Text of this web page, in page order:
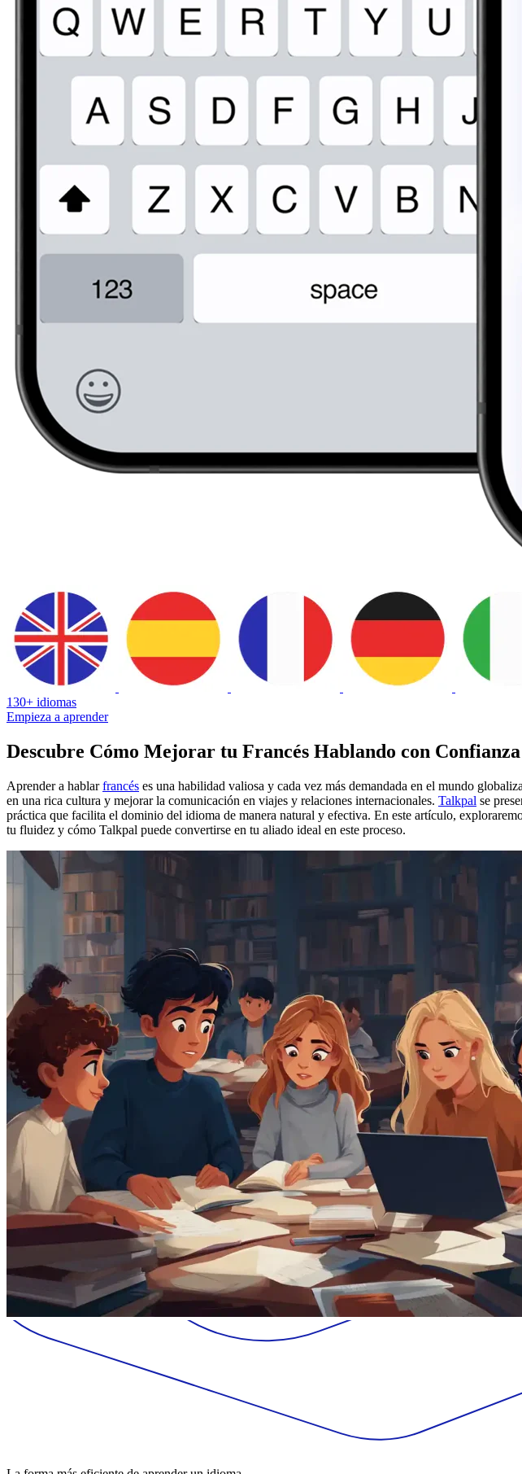
130+ idiomas
Empieza a aprender
Descubre Cómo Mejorar tu Francés Hablando con Confianza
Aprender a hablarfrancés es una habilidad valiosa y cada vez más demandada en el mundo
en una rica cultura y mejorar la comunicación en viajes y relaciones internacionales. Talkpal se
práctica que facilita el dominio del idioma de manera natural y efectiva. En este artículo,
tu fluidez y cómo Talkpal puede convertirse en tu aliado ideal en este proceso.